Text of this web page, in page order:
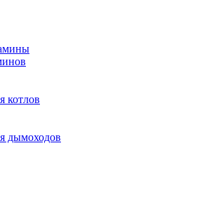
котлов
дымоходов